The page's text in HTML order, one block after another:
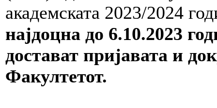
академската 2023/2024
најдоцна до 6.10.2023
достават пријавата и
Факултетот.